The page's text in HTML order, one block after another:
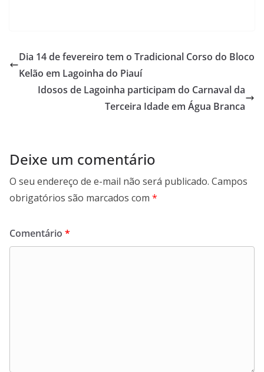
Dia 14 de fevereiro tem o Tradicional Corso do Bloco
Kelão em Lagoinha do Piauí
Idosos de Lagoinha participam do Carnaval da
Terceira Idade em Água Branca
Deixe um comentário
O seu endereço de e-mail não será publicado. Campos
obrigatórios são marcados com *
Comentário *